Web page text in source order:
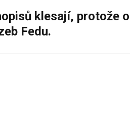
klesají, protože
Fedu.